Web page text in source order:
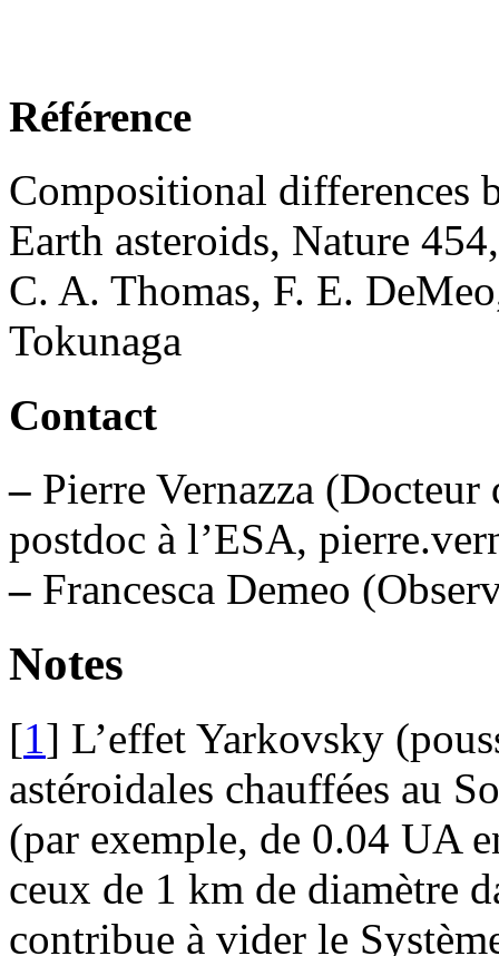
Référence
Compositional differences
Earth asteroids, Nature
C. A. Thomas, F. E.
Tokunaga
Contact
– Pierre Vernazza (Docteur
postdoc à l’ESA,
– Francesca Demeo
Notes
[1] L’effet Yarkovsky
astéroidales chauffées au
(par exemple, de 0.04 UA
ceux de 1 km de diamètre
contribue à vider le